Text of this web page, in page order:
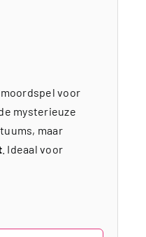
voor
mysterieuze
maar
. Ideaal voor